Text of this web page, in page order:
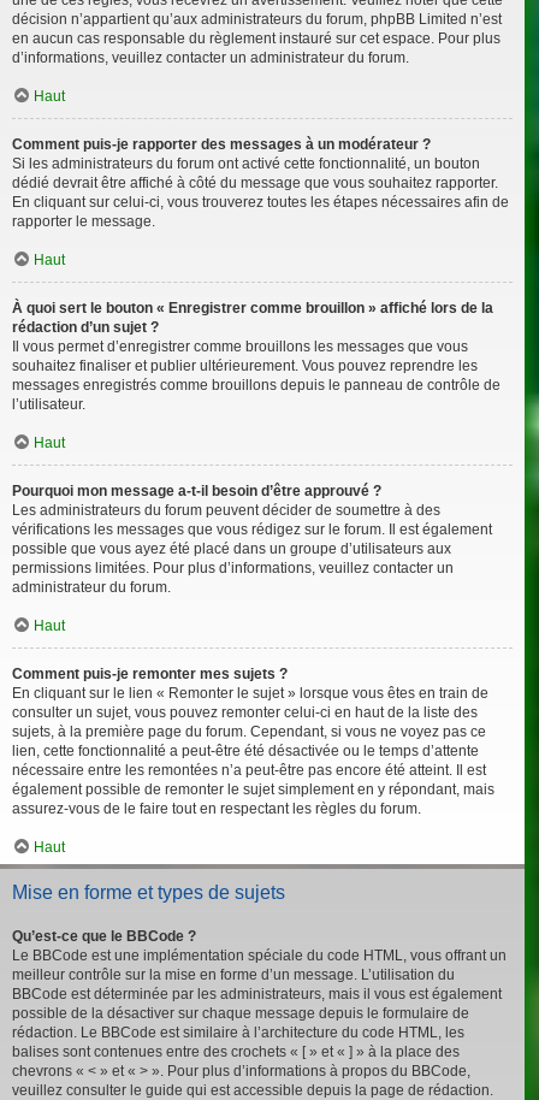
décision n’appartient qu’aux administrateurs du forum, phpBB Limited n’est
en aucun cas responsable du règlement instauré sur cet espace. Pour plus
d’informations, veuillez contacter un administrateur du forum.
Haut
Comment puis-je rapporter des messages à un modérateur ?
Si les administrateurs du forum ont activé cette fonctionnalité, un bouton
dédié devrait être affiché à côté du message que vous souhaitez rapporter.
En cliquant sur celui-ci, vous trouverez toutes les étapes nécessaires afin de
rapporter le message.
Haut
À quoi sert le bouton « Enregistrer comme brouillon » affiché lors de la
rédaction d’un sujet ?
Il vous permet d’enregistrer comme brouillons les messages que vous
souhaitez finaliser et publier ultérieurement. Vous pouvez reprendre les
messages enregistrés comme brouillons depuis le panneau de contrôle de
l’utilisateur.
Haut
Pourquoi mon message a-t-il besoin d’être approuvé ?
Les administrateurs du forum peuvent décider de soumettre à des
vérifications les messages que vous rédigez sur le forum. Il est également
possible que vous ayez été placé dans un groupe d’utilisateurs aux
permissions limitées. Pour plus d’informations, veuillez contacter un
administrateur du forum.
Haut
Comment puis-je remonter mes sujets ?
En cliquant sur le lien « Remonter le sujet » lorsque vous êtes en train de
consulter un sujet, vous pouvez remonter celui-ci en haut de la liste des
sujets, à la première page du forum. Cependant, si vous ne voyez pas ce
lien, cette fonctionnalité a peut-être été désactivée ou le temps d’attente
nécessaire entre les remontées n’a peut-être pas encore été atteint. Il est
également possible de remonter le sujet simplement en y répondant, mais
assurez-vous de le faire tout en respectant les règles du forum.
Haut
Mise en forme et types de sujets
Qu’est-ce que le BBCode ?
Le BBCode est une implémentation spéciale du code HTML, vous offrant un
meilleur contrôle sur la mise en forme d’un message. L’utilisation du
BBCode est déterminée par les administrateurs, mais il vous est également
possible de la désactiver sur chaque message depuis le formulaire de
rédaction. Le BBCode est similaire à l’architecture du code HTML, les
balises sont contenues entre des crochets « [ » et « ] » à la place des
chevrons « < » et « > ». Pour plus d’informations à propos du BBCode,
veuillez consulter le guide qui est accessible depuis la page de rédaction.